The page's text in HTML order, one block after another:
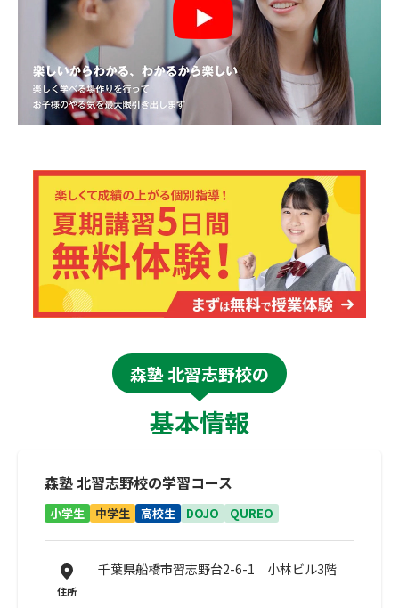
森塾 北習志野校の
基本情報
森塾 北習志野校の学習コース
小学生 中学生 高校生 DOJO QUREO
住所
千葉県船橋市習志野台2-6-1 小林ビル3階